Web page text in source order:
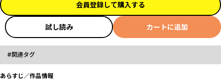
会員登録して購入する
試し読み カートに追加
関連タグ
あらすじ／作品情報